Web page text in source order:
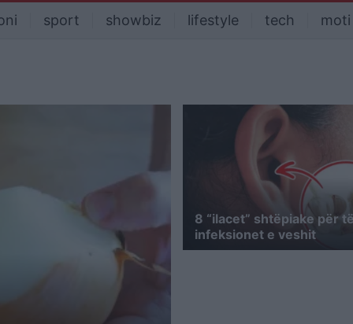
sport showbiz lifestyle tech moti
8 “ilacet” shtëpiake për
infeksionet e veshit